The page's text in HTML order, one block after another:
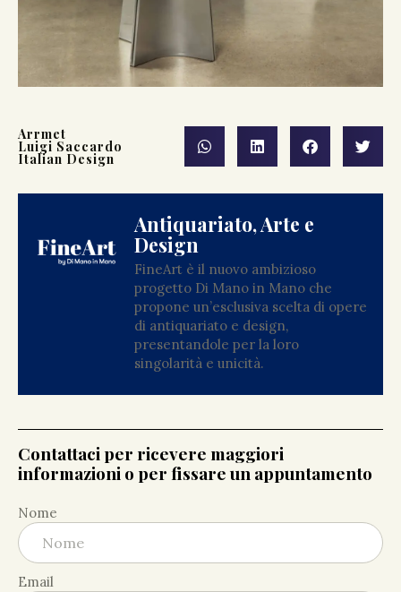
Arrmet
Luigi Saccardo
Italian Design
Antiquariato, Arte e
Design
FineArt è il nuovo ambizioso
progetto Di Mano in Mano che
propone un’esclusiva scelta di opere
di antiquariato e design,
presentandole per la loro
singolarità e unicità.
Contattaci per ricevere maggiori
informazioni o per fissare un appuntamento
Nome
Email